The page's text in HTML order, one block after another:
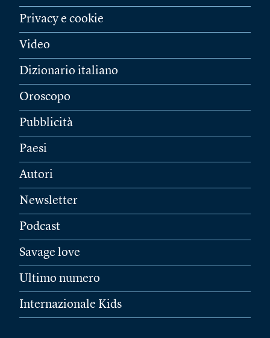
Privacy e cookie
Video
Dizionario italiano
Oroscopo
Pubblicità
Paesi
Autori
Newsletter
Podcast
Savage love
Ultimo numero
Internazionale Kids